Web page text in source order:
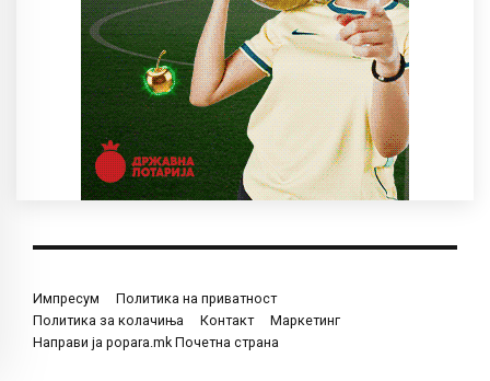
Импресум
Политика на приватност
Политика за колачиња
Контакт
Маркетинг
Направи ја popara.mk Почетна страна